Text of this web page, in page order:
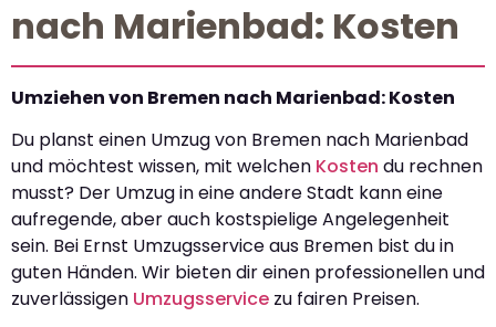
nach Marienbad: Kosten
Umziehen von Bremen nach Marienbad: Kosten
Du planst einen Umzug von Bremen nach Marienbad
und möchtest wissen, mit welchen Kosten du rechnen
musst? Der Umzug in eine andere Stadt kann eine
aufregende, aber auch kostspielige Angelegenheit
sein. Bei Ernst Umzugsservice aus Bremen bist du in
guten Händen. Wir bieten dir einen professionellen und
zuverlässigen Umzugsservice zu fairen Preisen.